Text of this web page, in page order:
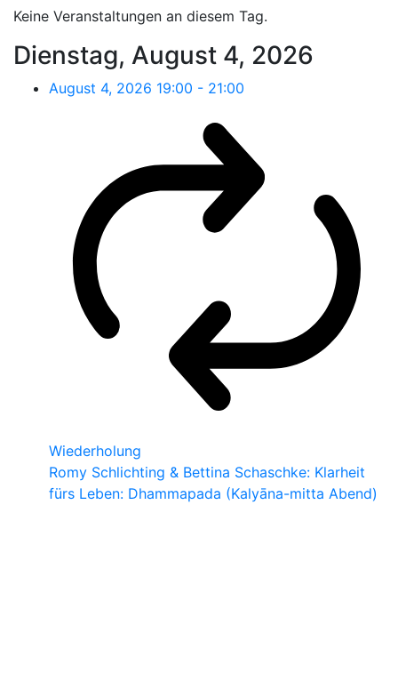
Keine Veranstaltungen an diesem Tag.
Dienstag, August 4, 2026
August 4, 2026 19:00 - 21:00
Wiederholung
Romy Schlichting & Bettina Schaschke: Klarheit
fürs Leben: Dhammapada (Kalyāna-mitta Abend)